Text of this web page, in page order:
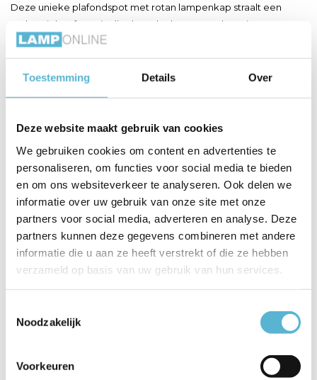
Toestemming Details Over
Deze website maakt gebruik van cookies
We gebruiken cookies om content en advertenties te
personaliseren, om functies voor social media te bieden
en om ons websiteverkeer te analyseren. Ook delen we
informatie over uw gebruik van onze site met onze
partners voor social media, adverteren en analyse. Deze
partners kunnen deze gegevens combineren met andere
informatie die u aan ze heeft verstrekt of die ze hebben
verzameld op basis van uw gebruik van hun services.
Noodzakelijk
Voorkeuren
Deze unieke plafondspot met rotan lampenkap straalt een
authentieke sfeer uit, die doet denken aan Indonesië. Door
gebruik van natuurlijke materialen, zoals rotan, creëert Tagalog
warmte en gezelligheid in huis. De verlichting is ideaal voor in de
slaapkamer, woonkamer of hal. Het ontwerp is niet alleen stijlvol,
Productspecificaties
Artikelnummer 21929/01/30
EAN 5411212211668
Leverancier Lucide